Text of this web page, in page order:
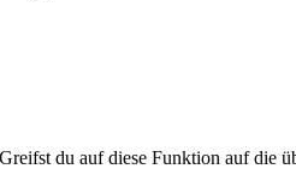
du auf diese Funktion auf die